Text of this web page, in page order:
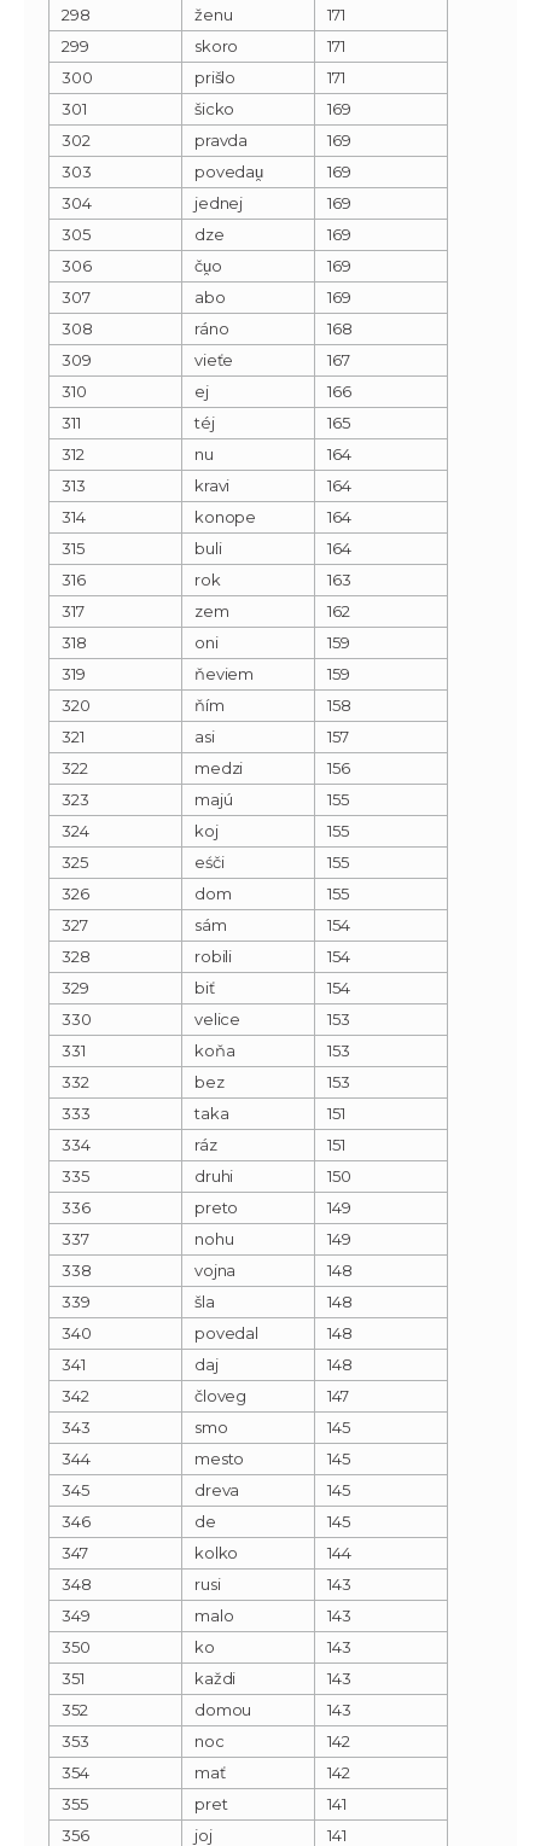
298 ženu
171
299
skoro
171
300
prišlo
171
301
šicko
169
302
pravda
169
303
povedau̯
169
304
jednej
169
305
dze
169
306
ču̯o
169
307
abo
169
308
ráno
168
309
vieťe
167
310
ej
166
311
téj
165
312
nu
164
313
kravi
164
314
konope
164
315
buli
164
316
rok
163
317
zem
162
318
oni
159
319
ňeviem
159
320
ňím
158
321
asi
157
322
medzi
156
323
majú
155
324
koj
155
325
eśči
155
326
dom
155
327
sám
154
328
robili
154
329
biť
154
330
velice
153
331
koňa
153
332
bez
153
333
taka
151
334
ráz
151
335
druhi
150
336
preto
149
337
nohu
149
338
vojna
148
339
šla
148
340
povedal
148
341
daj
148
342
človeg
147
343
smo
145
344
mesto
145
345
dreva
145
346
de
145
347
kolko
144
348
rusi
143
349
malo
143
350
ko
143
351
každi
143
352
domou
143
353
noc
142
354
mať
142
355
pret
141
356
joj
141